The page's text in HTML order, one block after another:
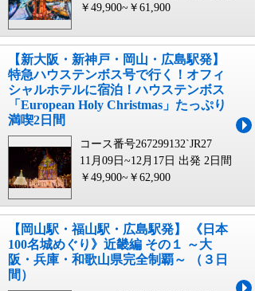
￥49,900~￥61,900
【新大阪・新神戸・岡山・広島駅発】
特急ハウステンボス号で行く！オフィ
シャルホテルに宿泊！ハウステンボス
「European Holy Christmas」たっぷり
満喫2日間
コース番号267299132`JR27
11月09日~12月17日 出発 2日間
￥49,900~￥62,900
【岡山駅・福山駅・広島駅発】 《日本
100名城めぐり》近畿編 その１ ～大
阪・兵庫・和歌山県完全制覇～ （３日
間）